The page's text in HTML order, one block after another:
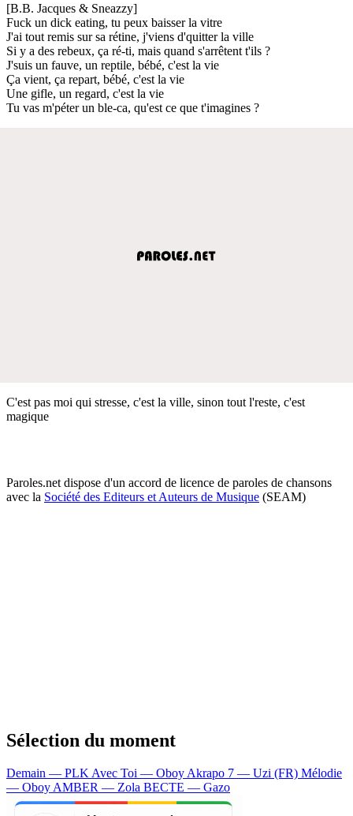
[B.B. Jacques & Sneazzy]
Fuck un dick eating, tu peux baisser la vitre
J'ai tout remis sur sa rétine, j'viens d'quitter la ville
Si y a des rebeux, ça ré-ti, mais quand s'arrêtent t'ils ?
J'suis un fauve, un reptile, bébé, c'est la vie
Ça vient, ça repart, bébé, c'est la vie
Une gifle, un regard, c'est la vie
Tu vas m'péter un ble-ca, qu'est ce que t'imagines ?
C'est pas moi qui stresse, c'est la ville, sinon tout l'reste, c'est
magique
Paroles.net dispose d'un accord de licence de paroles de chansons
avec la Société des Editeurs et Auteurs de Musique (SEAM)
Sélection du moment
Demain — PLKAvec Toi — OboyAkrapo 7 — Uzi (FR) Mélodie
— OboyAMBER — Zola BECTE — Gazo